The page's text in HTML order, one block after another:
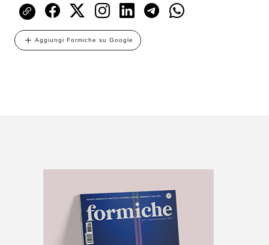
Aggiungi Formiche su Google